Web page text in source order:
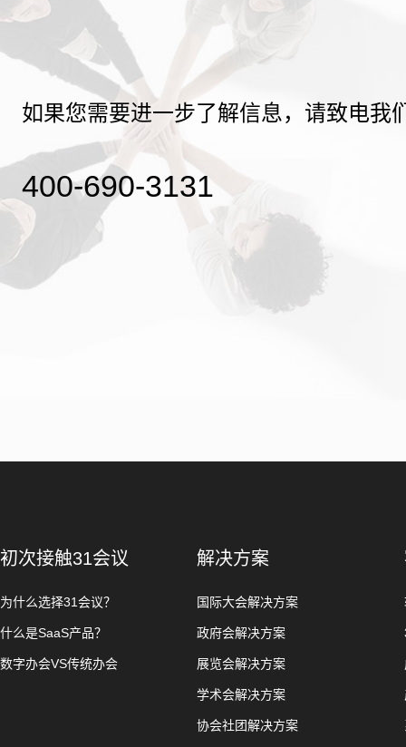
如果您需要进一步了解信息，请致电我
400-690-3131
初次接触31会议
为什么选择31会议？
什么是SaaS产品？
数字办会VS传统办会
解决方案
国际大会解决方案
政府会解决方案
展览会解决方案
学术会解决方案
协会社团解决方案